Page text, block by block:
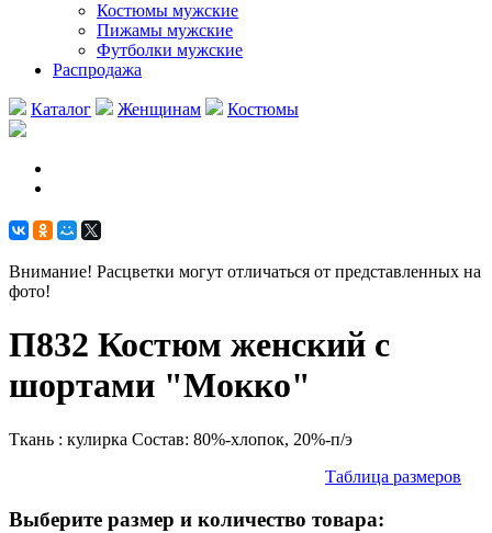
Костюмы мужские
Пижамы мужские
Футболки мужские
Распродажа
Каталог Женщинам Костюмы
Внимание! Расцветки могут отличаться от представленных на
фото!
П832 Костюм женский с
шортами "Мокко"
Ткань : кулирка Состав: 80%-хлопок, 20%-п/э
Таблица размеров
Выберите размер и количество товара: